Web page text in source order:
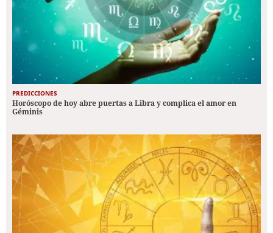
PREDICCIONES
Horóscopo de hoy abre puertas a Libra y complica el amor en
Géminis